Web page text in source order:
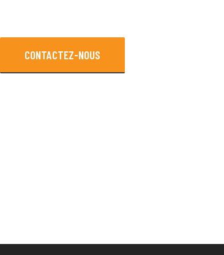
CONTACTEZ-NOUS